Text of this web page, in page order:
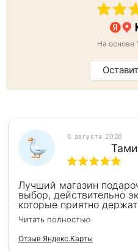
На основе
6 августа 2026
Лучший магазин
выбор, действительно
которые приятно
здесь уже второй раз
всегда всё безупречно
консультантами до
Однозначно рекомендую
Читать полностью
Отзыв Яндекс.Карты